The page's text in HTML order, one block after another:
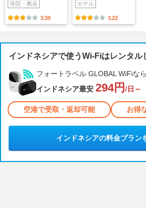
寺院・教会
3.39
ホテル
3.22
インドネシアで使うWi-Fiはレンタル
フォートラベル GLOBAL WiFiなら
インドネシア最安 294円 /日～
空港で受取・返却可能 お得
インドネシアの料金プラン